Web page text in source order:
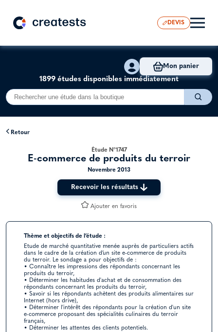
DEVIS
1899 études disponibles immédiatement
Mon panier
Retour
Étude N°1747
E-commerce de produits du terroir
Novembre 2013
Recevoir les résultats
Ajouter en favoris
Thème et objectifs de l’étude :
Etude de marché quantitative menée auprès de particuliers actifs
dans le cadre de la création d’un site e-commerce de produits
du terroir. Le sondage a pour objectifs de :
• Connaître les impressions des répondants concernant les
produits du terroir,
• Déterminer les habitudes d'achat et de consommation des
répondants concernant les produits du terroir,
• Savoir si les répondants achètent des produits alimentaires sur
Internet (hors drive),
• Déterminer l'intérêt des répondants pour la création d'un site
e-commerce proposant des spécialités culinaires du terroir
français,
• Déterminer les attentes des clients potentiels.